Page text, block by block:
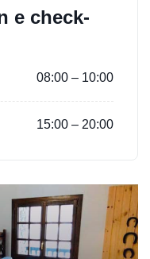
e check-
08:00 – 10:00
15:00 – 20:00